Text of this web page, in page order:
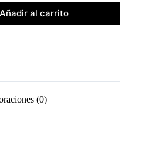
Añadir al carrito
(0)